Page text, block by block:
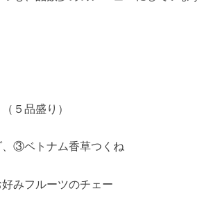
５品盛り）
③ベトナム香草つくね
みフルーツのチェー